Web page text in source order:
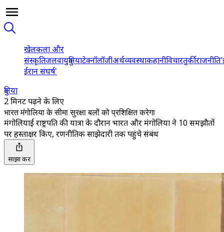
खेलकला और
संस्कृतिजलवायुदुनियाटेक्नॉलॉजीअर्थव्यवस्थाकहानीविचारतुर्कीराजनीति
ईरान संघर्ष'
दुनिया
2 मिनट पढ़ने के लिए
भारत मंगोलिया के सीमा सुरक्षा बलों को प्रशिक्षित करेगा
मंगोलियाई राष्ट्रपति की यात्रा के दौरान भारत और मंगोलिया ने 10 समझौतों
पर हस्ताक्षर किए, रणनीतिक साझेदारी तक पहुंचे संबंध
साझा करें